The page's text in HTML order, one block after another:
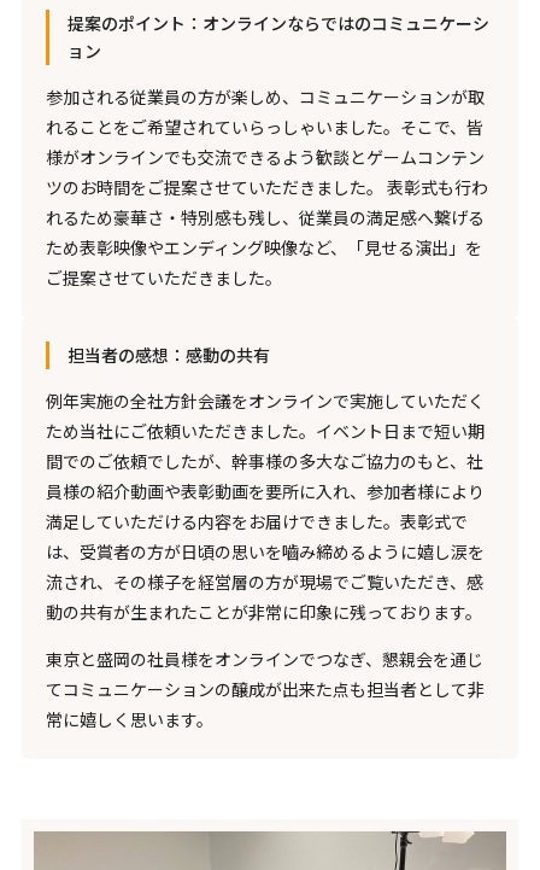
提案のポイント：オンラインならではのコミュニケーシ
ョン
参加される従業員の方が楽しめ、コミュニケーションが取
れることをご希望されていらっしゃいました。そこで、皆
様がオンラインでも交流できるよう歓談とゲームコンテン
ツのお時間をご提案させていただきました。 表彰式も行わ
れるため豪華さ・特別感も残し、従業員の満足感へ繋げる
ため表彰映像やエンディング映像など、「見せる演出」を
ご提案させていただきました。
担当者の感想：感動の共有
例年実施の全社方針会議をオンラインで実施していただく
ため当社にご依頼いただきました。イベント日まで短い期
間でのご依頼でしたが、幹事様の多大なご協力のもと、社
員様の紹介動画や表彰動画を要所に入れ、参加者様により
満足していただける内容をお届けできました。表彰式で
は、受賞者の方が日頃の思いを嚙み締めるように嬉し涙を
流され、その様子を経営層の方が現場でご覧いただき、感
動の共有が生まれたことが非常に印象に残っております。
東京と盛岡の社員様をオンラインでつなぎ、懇親会を通じ
てコミュニケーションの醸成が出来た点も担当者として非
常に嬉しく思います。